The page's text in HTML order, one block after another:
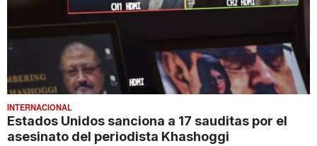
INTERNACIONAL
Estados Unidos sanciona a 17 sauditas por el
asesinato del periodista Khashoggi